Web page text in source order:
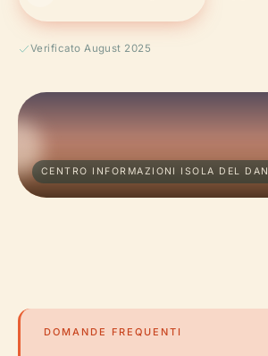
Verificato August 2025
CENTRO INFORMAZIONI ISOLA DEL
DOMANDE FREQUENTI